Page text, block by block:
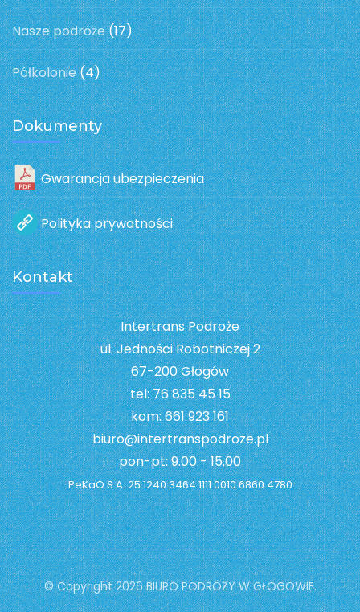
Nasze podróże(17)
Półkolonie(4)
Dokumenty
Gwarancja ubezpieczenia
Polityka prywatności
Kontakt
Intertrans Podroże
ul. Jedności Robotniczej 2
67-200 Głogów
tel: 76 835 45 15
kom: 661 923 161
biuro@intertranspodroze.pl
pon-pt: 9.00 - 15.00
PeKaO S.A. 25 1240 3464 1111 0010 6860 4780
© Copyright 2026BIURO PODRÓŻY W GŁOGOWIE.